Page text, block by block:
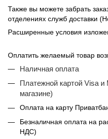
Также вы можете забрать
отделениях служб доставки
Расширенные условия
Оплатить желаемый товар
Наличная оплата
Платежной картой Visa
магазине)
Оплата на карту
Безналичная оплата на
НДС)